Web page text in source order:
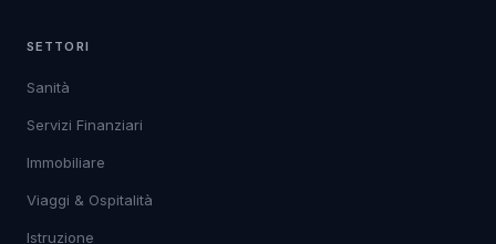
SETTORI
Sanità
Servizi Finanziari
Immobiliare
Viaggi & Ospitalità
Istruzione